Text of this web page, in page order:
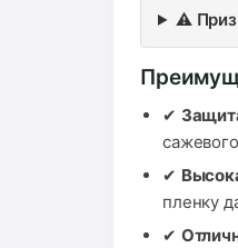
⚠️
✔
✔
пленку
✔